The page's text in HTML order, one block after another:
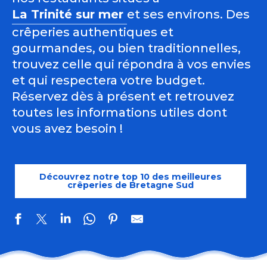
La Trinité sur mer et ses environs. Des
crêperies authentiques et
gourmandes, ou bien traditionnelles,
trouvez celle qui répondra à vos envies
et qui respectera votre budget.
Réservez dès à présent et retrouvez
toutes les informations utiles dont
vous avez besoin !
Découvrez notre top 10 des meilleures
crêperies de Bretagne Sud